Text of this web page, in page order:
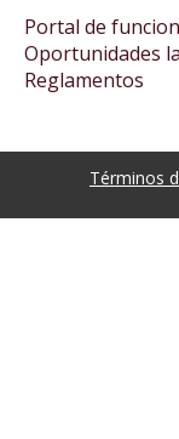
Portal de
Oportunidades
Reglamentos
Términos